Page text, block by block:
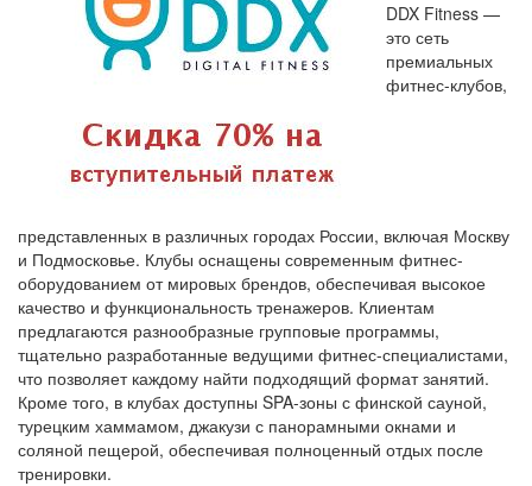
DDX Fitness —
это сеть
премиальных
фитнес-клубов,
представленных в различных городах России, включая Москву
и Подмосковье. Клубы оснащены современным фитнес-
оборудованием от мировых брендов, обеспечивая высокое
качество и функциональность тренажеров. Клиентам
предлагаются разнообразные групповые программы,
тщательно разработанные ведущими фитнес-специалистами,
что позволяет каждому найти подходящий формат занятий.
Кроме того, в клубах доступны SPA-зоны с финской сауной,
турецким хаммамом, джакузи с панорамными окнами и
соляной пещерой, обеспечивая полноценный отдых после
тренировки.